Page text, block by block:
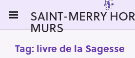
i
SAINT-MERRY
MURS
Tag: livre de la Sagesse